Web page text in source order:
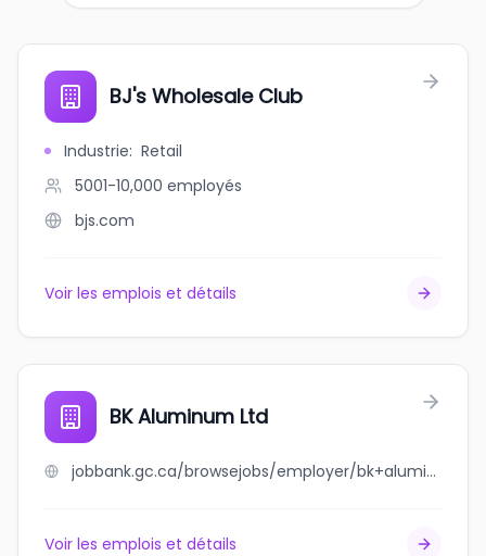
BJ's Wholesale Club
Industrie: Retail
5001-10,000 employés
bjs.com
Voir les emplois et détails
BK Aluminum Ltd
jobbank.gc.ca/browsejobs/employer/bk+aluminum+ltd/ca
Voir les emplois et détails